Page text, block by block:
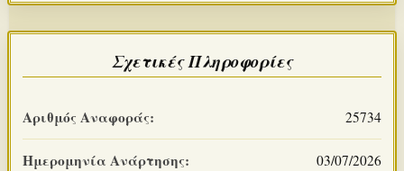
Σχετικές Πληροφορίες
Αριθμός Αναφοράς: 25734
Ημερομηνία Ανάρτησης: 03/07/2026